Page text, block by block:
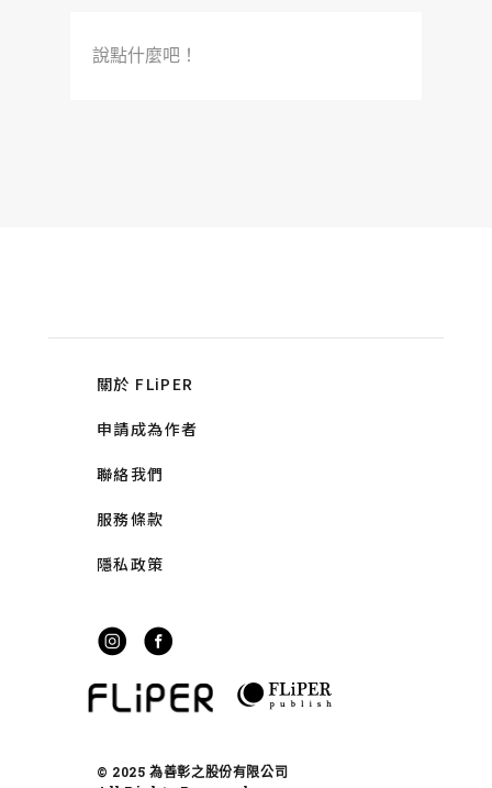
說點什麼吧！
關於 FLiPER
申請成為作者
聯絡我們
服務條款
隱私政策
© 2025 為善彰之股份有限公司